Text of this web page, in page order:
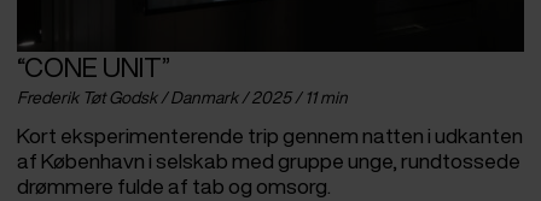
“CONE UNIT”
Frederik Tøt Godsk / Danmark / 2025 / 11 min
Kort eksperimenterende trip gennem natten i udkanten
af København i selskab med gruppe unge, rundtossede
drømmere fulde af tab og omsorg.